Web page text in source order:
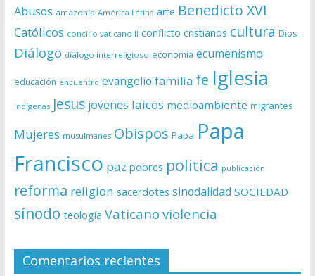
Abusos amazonía América Latina arte Benedicto XVI
Católicos concilio vaticano II conflicto cristianos cultura Dios
Diálogo diálogo interreligioso economía ecumenismo
educación encuentro evangelio familia fe Iglesia
indígenas Jesus jovenes laicos medioambiente migrantes
Mujeres musulmanes Obispos Papa Papa
Francisco paz pobres politica publicación
reforma religion sacerdotes sinodalidad SOCIEDAD
sínodo teología Vaticano violencia
Comentarios recientes